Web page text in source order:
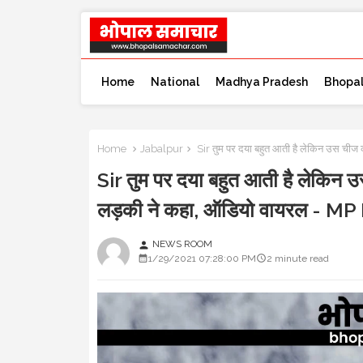
Home National Madhya Pradesh Bhopal
Home Jabalpur Sir तुम पर दया बहुत आती है लेकिन उस
Sir तुम पर दया बहुत आती है लेकिन
लड़की ने कहा, ऑडियो वायरल -
person NEWS ROOM
1/29/2021 07:28:00 PM
2 minute read